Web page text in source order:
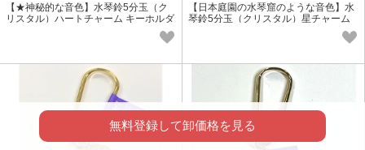
【★神秘的な音色】水琴鈴5分玉（ク
リスタル）ハートチャーム キーホルダ
【日本庭園の水琴窟のような音色】水
琴鈴5分玉（クリスタル）星チャーム
無料登録して卸価格を見る